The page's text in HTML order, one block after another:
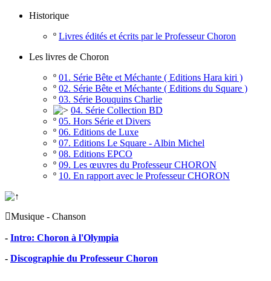
Historique
º Livres édités et écrits par le Professeur Choron
Les livres de Choron
º 01. Série Bête et Méchante ( Editions Hara kiri )
º 02. Série Bête et Méchante ( Editions du Square )
º 03. Série Bouquins Charlie
04. Série Collection BD
º 05. Hors Série et Divers
º 06. Editions de Luxe
º 07. Editions Le Square - Albin Michel
º 08. Editions EPCO
º 09. Les œuvres du Professeur CHORON
º 10. En rapport avec le Professeur CHORON
Musique - Chanson
- Intro: Choron à l'Olympia
- Discographie du Professeur Choron